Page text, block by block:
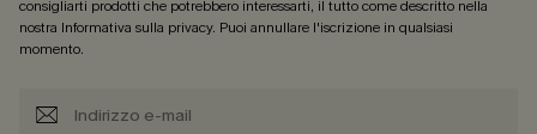
consigliarti prodotti che potrebbero interessarti, il tutto come descritto nella
nostra Informativa sulla privacy. Puoi annullare l'iscrizione in qualsiasi
momento.